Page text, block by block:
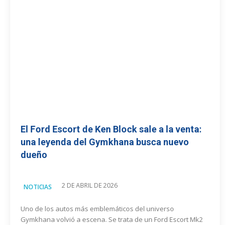
El Ford Escort de Ken Block sale a la venta:
una leyenda del Gymkhana busca nuevo
dueño
NOTICIAS 2 DE ABRIL DE 2026
Uno de los autos más emblemáticos del universo
Gymkhana volvió a escena. Se trata de un Ford Escort Mk2